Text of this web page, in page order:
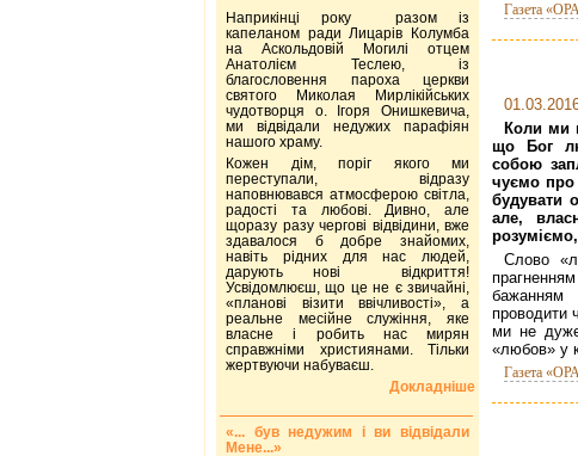
Газета
Коли ми
що Бог
собою
чуємо про
будувати
але,
Слово
проводити
ми не
«любов» у
Газета
Наприкінці року разом із
капеланом ради Лицарів Колумба
на Аскольдовій Могилі отцем
Анатолієм Теслею, із
благословення пароха церкви
святого Миколая Мирлікійських
чудотворця о. Ігоря Онишкевича,
ми відвідали недужих парафіян
нашого храму.
Кожен дім, поріг якого ми
переступали, відразу
наповнювався атмосферою світла,
радості та любові. Дивно, але
щоразу разу чергові відвідини, вже
здавалося б добре знайомих,
навіть рідних для нас людей,
дарують нові відкриття!
Усвідомлюєш, що це не є звичайні,
«планові візити ввічливості», а
реальне месійне служіння, яке
власне і робить нас мирян
справжніми християнами. Тільки
жертвуючи набуваєш.
Докладніше
«... був недужим і ви відвідали
Мене...»